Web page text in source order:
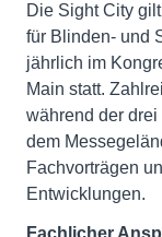
Die Sight City
für Blinden- und
jährlich im
Main statt.
während der
dem
Fachvorträgen
Entwicklungen.